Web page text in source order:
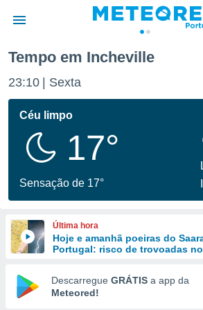
da
foi
fornecidas
a este
das
e
forma
digital
Tempo em Incheville
23:10 Sexta
Céu limpo
17°
Sensação de 17°
Última hora
Hoje e amanhã poeiras do
Portugal: risco de trovoadas
Descarregue GRÁTIS a app da
Meteored!